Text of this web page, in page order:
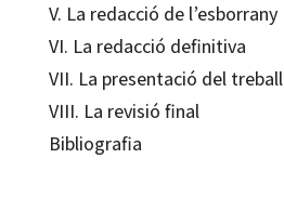
V. La redacció de l’esborrany
VI. La redacció definitiva
VII. La presentació del treball
VIII. La revisió final
Bibliografia